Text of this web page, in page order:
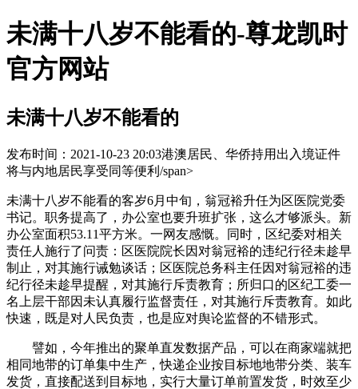
未满十八岁不能看的-尊龙凯时
官方网站
未满十八岁不能看的
发布时间：2021-10-23 20:03港澳居民、华侨持用出入境证件
将与内地居民享受同等便利/span>
未满十八岁不能看的客岁6月中旬，翁冠裕升任为区医院党委
书记。职务提高了，办公室也要升班扩张，这么才够派头。新
办公室面积53.11平方米。一网友感慨。同时，区纪委对相关
责任人施行了问责：区医院院长因对翁冠裕的违纪行径未趁早
制止，对其施行诫勉谈话；区医院总务科主任因对翁冠裕的违
纪行径未趁早提醒，对其施行斥责教育；所归口的区纪工委一
名上层干部因未认真履行监督责任，对其施行斥责教育。如此
快速，既是对人民负责，也是应对舆论监督的不错形式。
譬如，今年推出的聚单直发数据产品，可以在商家端就把
相同地带的订单集中生产，快递企业按目标地地带分类、装车
发货，直接配送到目标地，实行大量订单前置发货，时效至少